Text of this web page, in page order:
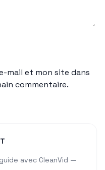
mail et mon site dans
commentaire.
avec CleanVid —